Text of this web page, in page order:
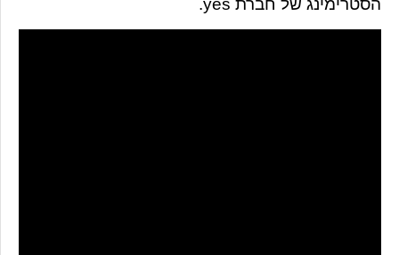
הסטרימינג של חברת yes.